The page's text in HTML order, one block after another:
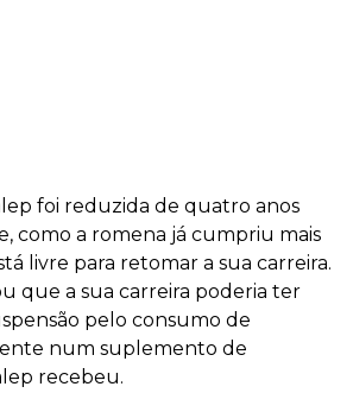
foi reduzida de quatro anos
como a romena já cumpriu mais
livre para retomar a sua carreira.
que a sua carreira poderia ter
pelo consumo de
num suplemento de
recebeu.